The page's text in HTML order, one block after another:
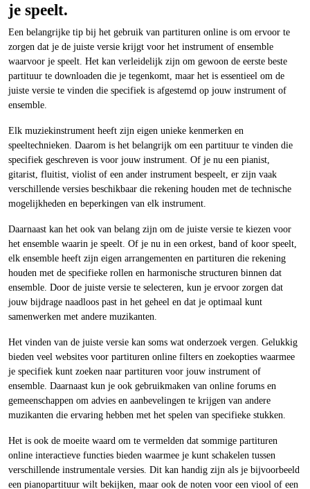
je speelt.
Een belangrijke tip bij het gebruik van partituren online is om ervoor te
zorgen dat je de juiste versie krijgt voor het instrument of ensemble
waarvoor je speelt. Het kan verleidelijk zijn om gewoon de eerste beste
partituur te downloaden die je tegenkomt, maar het is essentieel om de
juiste versie te vinden die specifiek is afgestemd op jouw instrument of
ensemble.
Elk muziekinstrument heeft zijn eigen unieke kenmerken en
speeltechnieken. Daarom is het belangrijk om een partituur te vinden die
specifiek geschreven is voor jouw instrument. Of je nu een pianist,
gitarist, fluitist, violist of een ander instrument bespeelt, er zijn vaak
verschillende versies beschikbaar die rekening houden met de technische
mogelijkheden en beperkingen van elk instrument.
Daarnaast kan het ook van belang zijn om de juiste versie te kiezen voor
het ensemble waarin je speelt. Of je nu in een orkest, band of koor speelt,
elk ensemble heeft zijn eigen arrangementen en partituren die rekening
houden met de specifieke rollen en harmonische structuren binnen dat
ensemble. Door de juiste versie te selecteren, kun je ervoor zorgen dat
jouw bijdrage naadloos past in het geheel en dat je optimaal kunt
samenwerken met andere muzikanten.
Het vinden van de juiste versie kan soms wat onderzoek vergen. Gelukkig
bieden veel websites voor partituren online filters en zoekopties waarmee
je specifiek kunt zoeken naar partituren voor jouw instrument of
ensemble. Daarnaast kun je ook gebruikmaken van online forums en
gemeenschappen om advies en aanbevelingen te krijgen van andere
muzikanten die ervaring hebben met het spelen van specifieke stukken.
Het is ook de moeite waard om te vermelden dat sommige partituren
online interactieve functies bieden waarmee je kunt schakelen tussen
verschillende instrumentale versies. Dit kan handig zijn als je bijvoorbeeld
een pianopartituur wilt bekijken, maar ook de noten voor een viool of een